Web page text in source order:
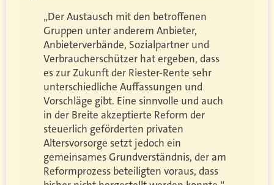
„Der Austausch mit den betroffenen
Gruppen unter anderem Anbieter,
Anbieterverbände, Sozialpartner und
Verbraucherschützer hat ergeben, dass
es zur Zukunft der Riester-Rente sehr
unterschiedliche Auffassungen und
Vorschläge gibt. Eine sinnvolle und auch
in der Breite akzeptierte Reform der
steuerlich geförderten privaten
Altersvorsorge setzt jedoch ein
gemeinsames Grundverständnis, der am
Reformprozess beteiligten voraus, dass